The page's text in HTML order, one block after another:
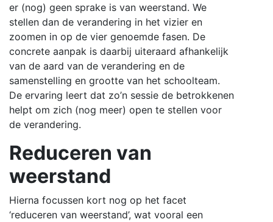
er (nog) geen sprake is van weerstand. We
stellen dan de verandering in het vizier en
zoomen in op de vier genoemde fasen. De
concrete aanpak is daarbij uiteraard afhankelijk
van de aard van de verandering en de
samenstelling en grootte van het schoolteam.
De ervaring leert dat zo’n sessie de betrokkenen
helpt om zich (nog meer) open te stellen voor
de verandering.
Reduceren van
weerstand
Hierna focussen kort nog op het facet
‘reduceren van weerstand’, wat vooral een